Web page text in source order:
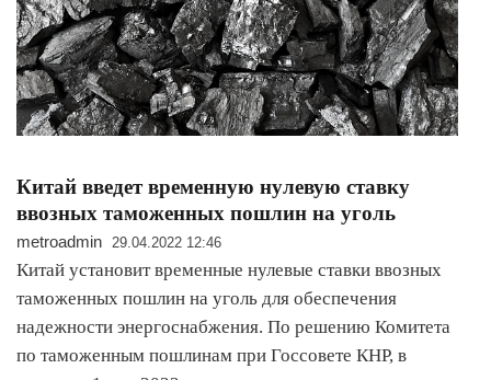
Китай введет временную нулевую ставку
ввозных таможенных пошлин на уголь
metroadmin 29.04.2022 12:46
Китай установит временные нулевые ставки ввозных
таможенных пошлин на уголь для обеспечения
надежности энергоснабжения. По решению Комитета
по таможенным пошлинам при Госсовете КНР, в